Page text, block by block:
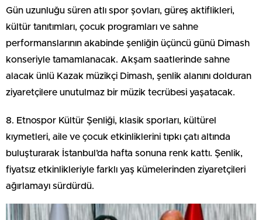
Gün uzunluğu süren atlı spor şovları, güreş aktiflikleri,
kültür tanıtımları, çocuk programları ve sahne
performanslarının akabinde şenliğin üçüncü günü Dimash
konseriyle tamamlanacak. Akşam saatlerinde sahne
alacak ünlü Kazak müzikçi Dimash, şenlik alanını dolduran
ziyaretçilere unutulmaz bir müzik tecrübesi yaşatacak.
8. Etnospor Kültür Şenliği, klasik sporları, kültürel
kıymetleri, aile ve çocuk etkinliklerini tıpkı çatı altında
buluşturarak İstanbul’da hafta sonuna renk kattı. Şenlik,
fiyatsız etkinlikleriyle farklı yaş kümelerinden ziyaretçileri
ağırlamayı sürdürdü.